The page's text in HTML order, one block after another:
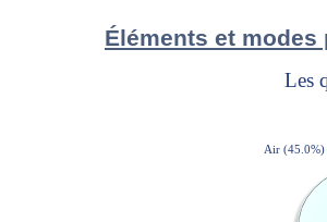
Éléments et